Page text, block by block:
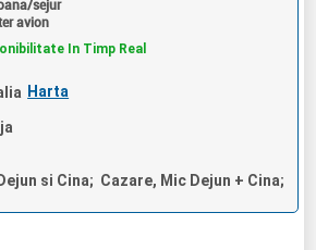
sejur
avion
In Timp Real
Harta
si Cina; Cazare, Mic Dejun + Cina;